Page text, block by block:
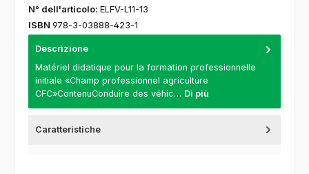
N° dell'articolo: ELFV-L11-13
ISBN 978-3-03888-423-1
Descrizione
Matériel didatique pour la formation professionnelle
initiale «Champ professionnel agriculture
CFC»ContenuConduire des véhic… Di più
Caratteristiche